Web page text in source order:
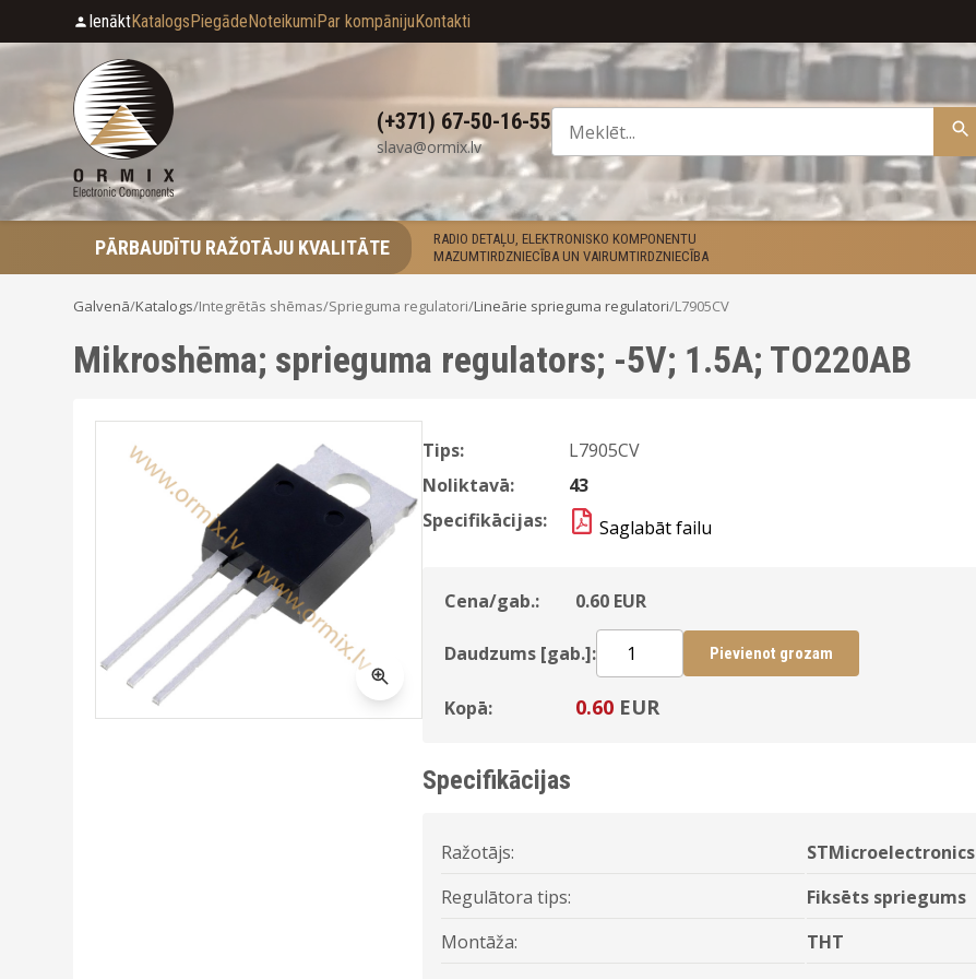
IenāktKatalogsPiegādeNoteikumiPar kompānijuKontakti
(+371) 67-50-16-55
slava@ormix.lv
PĀRBAUDĪTU RAŽOTĀJU KVALITĀTE
RADIO DETAĻU, ELEKTRONISKO KOMPONENTU
MAZUMTIRDZNIECĪBA UN VAIRUMTIRDZNIECĪBA
Galvenā/Katalogs/Integrētās shēmas/Sprieguma regulatori/Lineārie sprieguma regulatori/L7905CV
Mikroshēma; sprieguma regulators; -5V; 1.5A; TO220AB
Tips:
L7905CV
Noliktavā:
43
Specifikācijas:
Saglabāt failu
Cena/gab.: 0.60 EUR
Daudzums [gab.]: Pievienot grozam
Kopā: 0.60 EUR
Specifikācijas
Ražotājs:
STMicroelectronics
Regulātora tips:
Fiksēts spriegums
Montāža:
THT